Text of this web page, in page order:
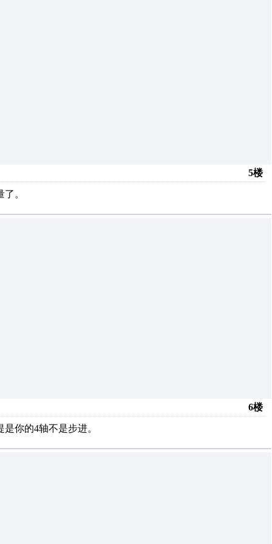
5楼
。
6楼
你的4轴不是步进。